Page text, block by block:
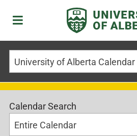
Calendar Search
Entire Calendar